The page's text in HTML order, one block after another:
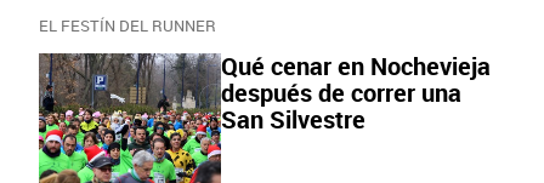
EL FESTÍN DEL RUNNER
Qué cenar en Nochevieja
después de correr una
San Silvestre